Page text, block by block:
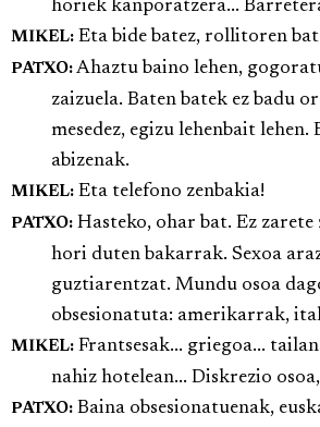
horiek kanporatzera...
MIKEL: Eta bide batez, rollitoren bat
PATXO: Ahaztu baino lehen,
zaizuela. Baten batek ez badu
mesedez, egizu lehenbait
abizenak.
MIKEL: Eta telefono zenbakia!
PATXO: Hasteko, ohar bat. Ez
hori duten bakarrak. Sexoa
guztiarentzat. Mundu osoa
obsesionatuta: amerikarrak,
MIKEL: Frantsesak... griegoa...
nahiz hotelean... Diskrezio
PATXO: Baina obsesionatuenak,